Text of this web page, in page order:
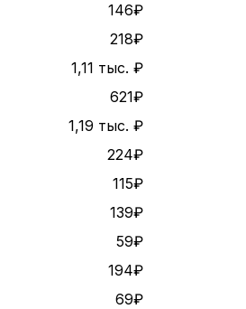
146₽
218₽
1,11 тыс. ₽
621₽
1,19 тыс. ₽
224₽
115₽
139₽
59₽
194₽
69₽